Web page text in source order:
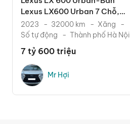
Lexus LX600 Urban 7 Chỗ,
Sản Xuất 2023. Xe Cực
2023 32000 km
Xăng
Số tự động
Thành phố Hà Nội
7 tỷ 600 triệu
Mr Hợi